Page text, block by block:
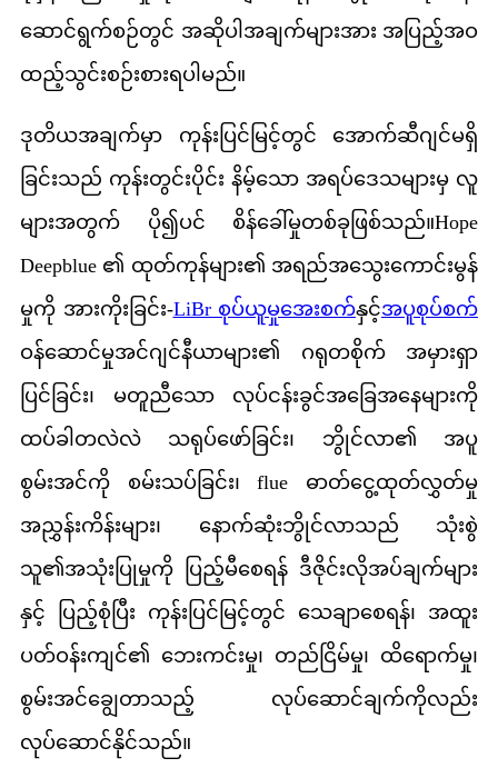
ဆောင်ရွက်စဉ်တွင် အဆိုပါအချက်များအား အပြည့်အဝ
ထည့်သွင်းစဉ်းစားရပါမည်။
ဒုတိယအချက်မှာ ကုန်းပြင်မြင့်တွင် အောက်ဆီဂျင်မရှိ
ခြင်းသည် ကုန်းတွင်းပိုင်း နိမ့်သော အရပ်ဒေသများမှ လူ
များအတွက် ပို၍ပင် စိန်ခေါ်မှုတစ်ခုဖြစ်သည်။Hope
Deepblue ၏ ထုတ်ကုန်များ၏ အရည်အသွေးကောင်းမွန်
မှုကို အားကိုးခြင်း-LiBr စုပ်ယူမှုအေးစက်နှင့်အပူစုပ်စက်
ဝန်ဆောင်မှုအင်ဂျင်နီယာများ၏ ဂရုတစိုက် အမှားရှာ
ပြင်ခြင်း၊ မတူညီသော လုပ်ငန်းခွင်အခြေအနေများကို
ထပ်ခါတလဲလဲ သရုပ်ဖော်ခြင်း၊ ဘွိုင်လာ၏ အပူ
စွမ်းအင်ကို စမ်းသပ်ခြင်း၊ flue ဓာတ်ငွေ့ထုတ်လွှတ်မှု
အညွှန်းကိန်းများ၊ နောက်ဆုံးဘွိုင်လာသည် သုံးစွဲ
သူ၏အသုံးပြုမှုကို ပြည့်မီစေရန် ဒီဇိုင်းလိုအပ်ချက်များ
နှင့် ပြည့်စုံပြီး ကုန်းပြင်မြင့်တွင် သေချာစေရန်၊ အထူး
ပတ်ဝန်းကျင်၏ ဘေးကင်းမှု၊ တည်ငြိမ်မှု၊ ထိရောက်မှု၊
စွမ်းအင်ချွေတာသည့် လုပ်ဆောင်ချက်ကိုလည်း
လုပ်ဆောင်နိုင်သည်။